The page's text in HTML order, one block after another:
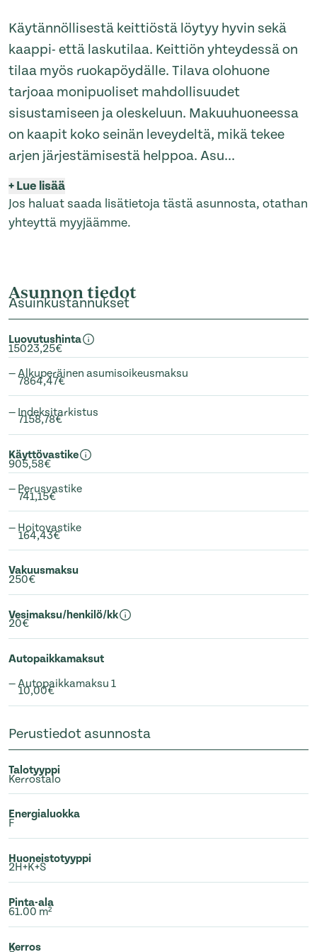
Käytännöllisestä keittiöstä löytyy hyvin sekä
kaappi- että laskutilaa. Keittiön yhteydessä on
tilaa myös ruokapöydälle. Tilava olohuone
tarjoaa monipuoliset mahdollisuudet
sisustamiseen ja oleskeluun. Makuuhuoneessa
on kaapit koko seinän leveydeltä, mikä tekee
arjen järjestämisestä helppoa. Asu...
+Lue lisää
Jos haluat saada lisätietoja tästä asunnosta, otathan
yhteyttä myyjäämme.
Asunnon tiedot
Asuinkustannukset
Luovutushinta
15023,25€
— Alkuperäinen asumisoikeusmaksu
7864,47€
— Indeksitarkistus
7158,78€
Käyttövastike
905,58€
— Perusvastike
741,15€
— Hoitovastike
164,43€
Vakuusmaksu
250€
Vesimaksu/henkilö/kk
20€
Autopaikkamaksut
— Autopaikkamaksu 1
10,00€
Perustiedot asunnosta
Talotyyppi
Kerrostalo
Energialuokka
F
Huoneistotyyppi
2H+K+S
Pinta-ala
61.00 m²
Kerros